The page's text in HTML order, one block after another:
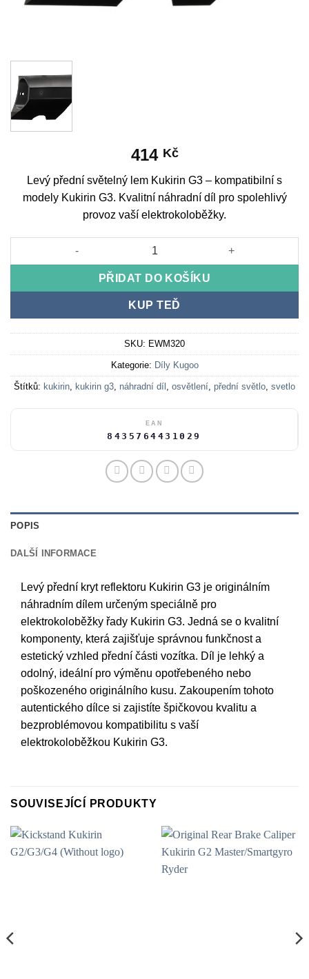
414 Kč
Levý přední světelný lem Kukirin G3 – kompatibilní s
modely Kukirin G3. Kvalitní náhradní díl pro spolehlivý
provoz vaší elektrokoloběžky.
Left Front Light Trim Kukirin G3 množství
PŘIDAT DO KOŠÍKU
KUP TEĎ
SKU: EWM320
Kategorie: Díly Kugoo
Štítků: kukirin, kukirin g3, náhradní díl , osvětlení, přední světlo, svetlo
EAN
8435764431029
POPIS
DALŠÍ INFORMACE
Levý přední kryt reflektoru Kukirin G3 je originálním
náhradním dílem určeným speciálně pro
elektrokoloběžky řady Kukirin G3. Jedná se o kvalitní
komponenty, která zajišťuje správnou funkčnost a
estetický vzhled přední části vozítka. Díl je lehký a
odolný, ideální pro výměnu opotřebeného nebo
poškozeného originálního kusu. Zakoupením tohoto
autentického dílce si zajistíte špičkovou kvalitu a
bezproblémovou kompatibilitu s vaší
elektrokoloběžkou Kukirin G3.
SOUVISEJÍCÍ PRODUKTY